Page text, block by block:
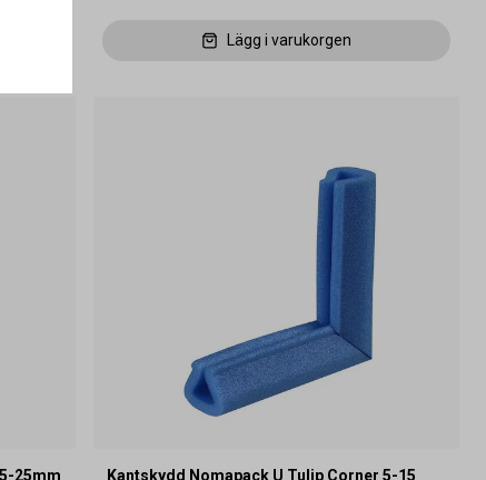
Lägg i varukorgen
25mm
Kantskydd Nomapack U Tulip Corner 5-15